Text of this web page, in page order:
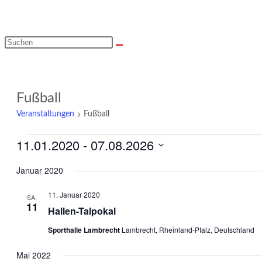
Diese
Fußball
Veranstaltungen Fußball
Veranstaltungen
11.01.2020 - 07.08.2026
Januar 2020
SA.
11 Hallen-Talpokal
11. Januar 2020
Sporthalle Lambrecht Lambrecht, Rheinland-Pfalz, Deutschland
Mai 2022